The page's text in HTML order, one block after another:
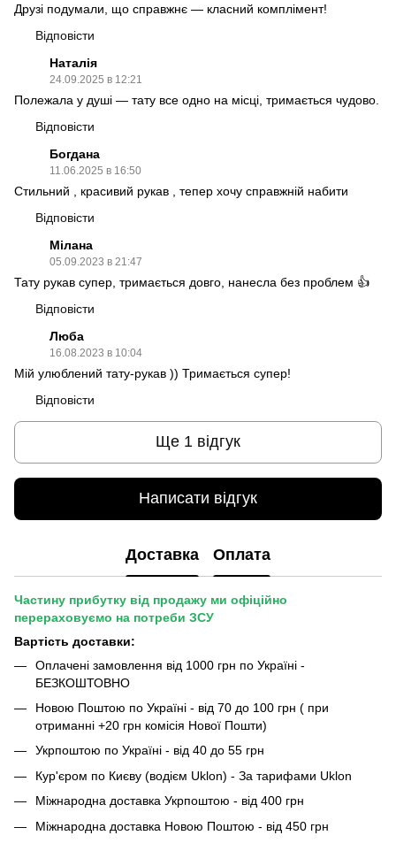
Друзі подумали, що справжнє — класний комплімент!
Відповісти
Наталія
24.09.2025 в 12:21
Полежала у душі — тату все одно на місці, тримається чудово.
Відповісти
Богдана
11.06.2025 в 16:50
Стильний , красивий рукав , тепер хочу справжній набити
Відповісти
Мілана
05.09.2023 в 21:47
Тату рукав супер, тримається довго, нанесла без проблем 👍
Відповісти
Люба
16.08.2023 в 10:04
Мій улюблений тату-рукав )) Тримається супер!
Відповісти
Ще 1 відгук
Написати відгук
Доставка Оплата
Частину прибутку від продажу ми офіційно
перераховуємо на потреби ЗСУ
Вартість доставки:
Оплачені замовлення від 1000 грн по Україні -
БЕЗКОШТОВНО
Новою Поштою по Україні - від 70 до 100 грн ( при
отриманні +20 грн комісія Нової Пошти)
Укрпоштою по Україні - від 40 до 55 грн
Кур'єром по Києву (водієм Uklon) - За тарифами Uklon
Міжнародна доставка Укрпоштою - від 400 грн
Міжнародна доставка Новою Поштою - від 450 грн